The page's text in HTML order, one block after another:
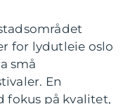
for lydutleie oslo
små
En
fokus på kvalitet,